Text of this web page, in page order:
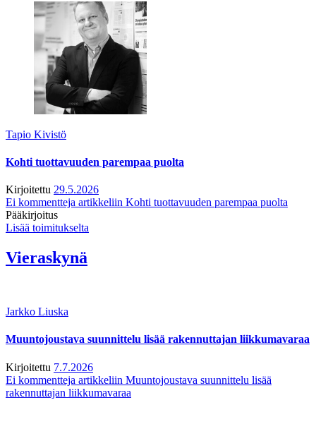
Tapio Kivistö
Kohti tuottavuuden parempaa puolta
Kirjoitettu 29.5.2026
Ei kommentteja artikkeliin Kohti tuottavuuden parempaa puolta
Pääkirjoitus
Lisää toimitukselta
Vieraskynä
Jarkko Liuska
Muuntojoustava suunnittelu lisää rakennuttajan liikkumavaraa
Kirjoitettu 7.7.2026
Ei kommentteja artikkeliin Muuntojoustava suunnittelu lisää
rakennuttajan liikkumavaraa